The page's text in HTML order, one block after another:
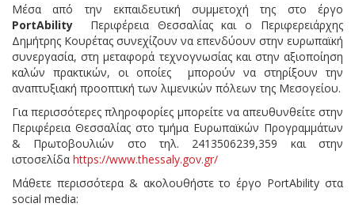
Μέσα από την εκπαιδευτική συμμετοχή της στο έργο
PortAbility
Περιφέρεια Θεσσαλίας και ο Περιφερειάρχης
Δημήτρης Κουρέτας συνεχίζουν να επενδύουν στην ευρωπαϊκή
συνεργασία, στη μεταφορά τεχνογνωσίας και στην αξιοποίηση
καλών πρακτικών, οι οποίες μπορούν να στηρίξουν την
αναπτυξιακή προοπτική των λιμενικών πόλεων της Μεσογείου.
Για περισσότερες πληροφορίες μπορείτε να απευθυνθείτε στην
Περιφέρεια Θεσσαλίας στο τμήμα Ευρωπαϊκών Προγραμμάτων
& Πρωτοβουλιών στο τηλ. 2413506239,359 και στην
ιστοσελίδα https://www.thessaly.gov.gr/
Μάθετε περισσότερα & ακολουθήστε το έργο PortAbility στα
social media: